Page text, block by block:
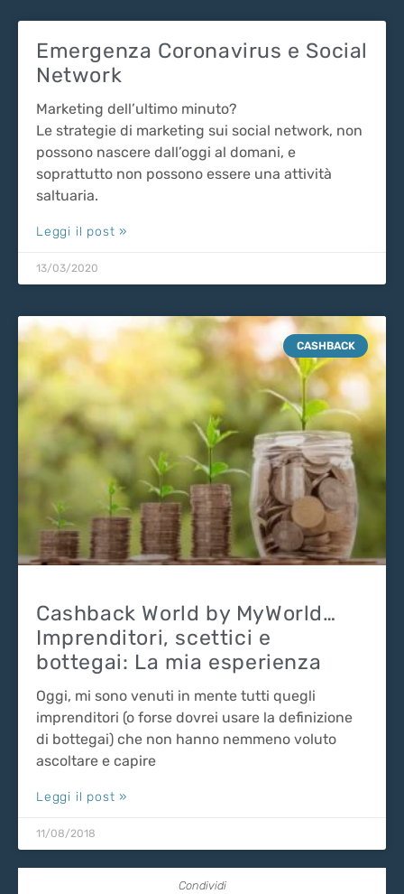
Emergenza Coronavirus e Social
Network
Marketing dell’ultimo minuto?
Le strategie di marketing sui social network, non
possono nascere dall’oggi al domani, e
soprattutto non possono essere una attività
saltuaria.
Leggi il post »
13/03/2020
CASHBACK
Cashback World by MyWorld…
Imprenditori, scettici e
bottegai: La mia esperienza
Oggi, mi sono venuti in mente tutti quegli
imprenditori (o forse dovrei usare la definizione
di bottegai) che non hanno nemmeno voluto
ascoltare e capire
Leggi il post »
11/08/2018
Condividi